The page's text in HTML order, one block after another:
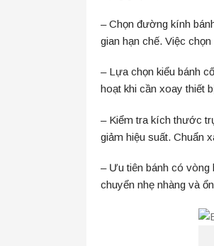
– Chọn đường kính
gian hạn chế. Việc
– Lựa chọn kiểu bánh
hoạt khi cần xoay thiết
– Kiểm tra kích thước
giảm hiệu suất. Chuẩn
– Ưu tiên bánh có vòng
chuyển nhẹ nhàng và